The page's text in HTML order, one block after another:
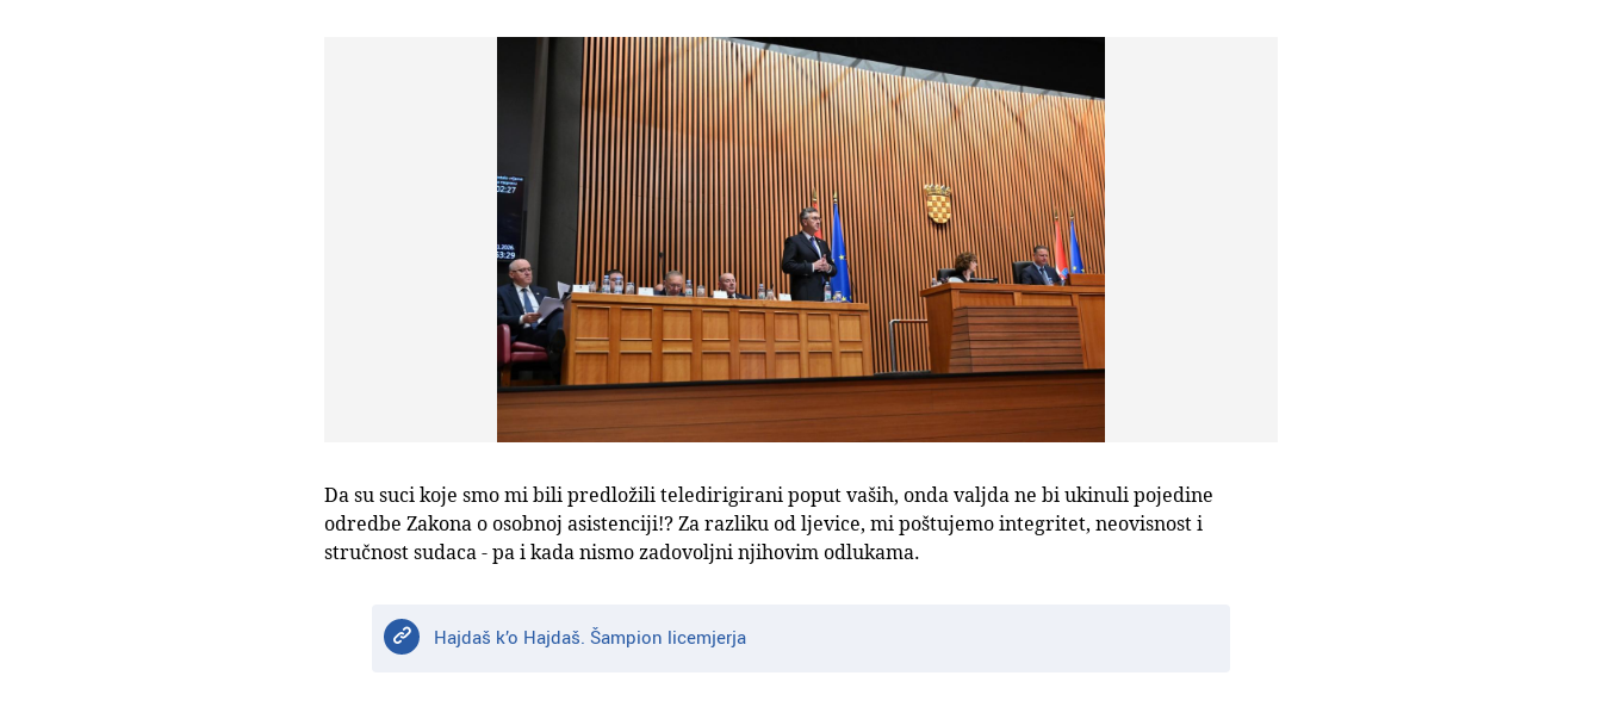
Da su suci koje smo mi bili predložili teledirigirani poput vaših, onda valjda ne bi ukinuli pojedine
odredbe Zakona o osobnoj asistenciji!? Za razliku od ljevice, mi poštujemo integritet, neovisnost i
stručnost sudaca - pa i kada nismo zadovoljni njihovim odlukama.
Hajdaš k’o Hajdaš. Šampion licemjerja